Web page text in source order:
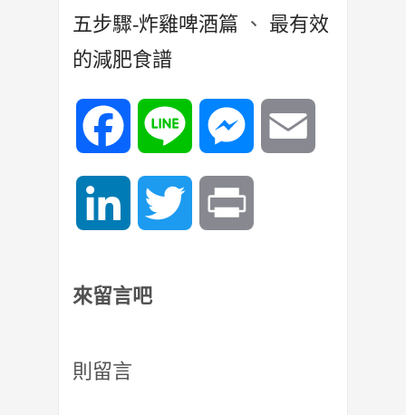
五步驟-炸雞啤酒篇 、 最有效
的減肥食譜
Facebook Line Messenger
LinkedIn Twitter
來留言吧
則留言